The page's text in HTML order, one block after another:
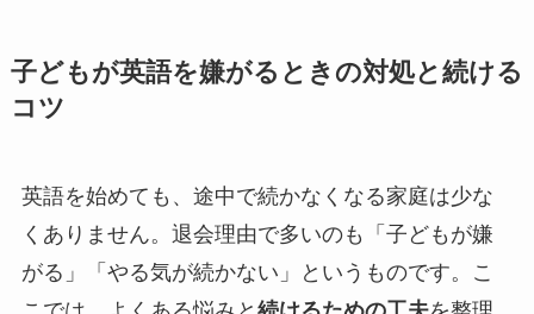
子どもが英語を嫌がるときの対処と続ける
コツ
英語を始めても、途中で続かなくなる家庭は少な
くありません。退会理由で多いのも「子どもが嫌
がる」「やる気が続かない」というものです。こ